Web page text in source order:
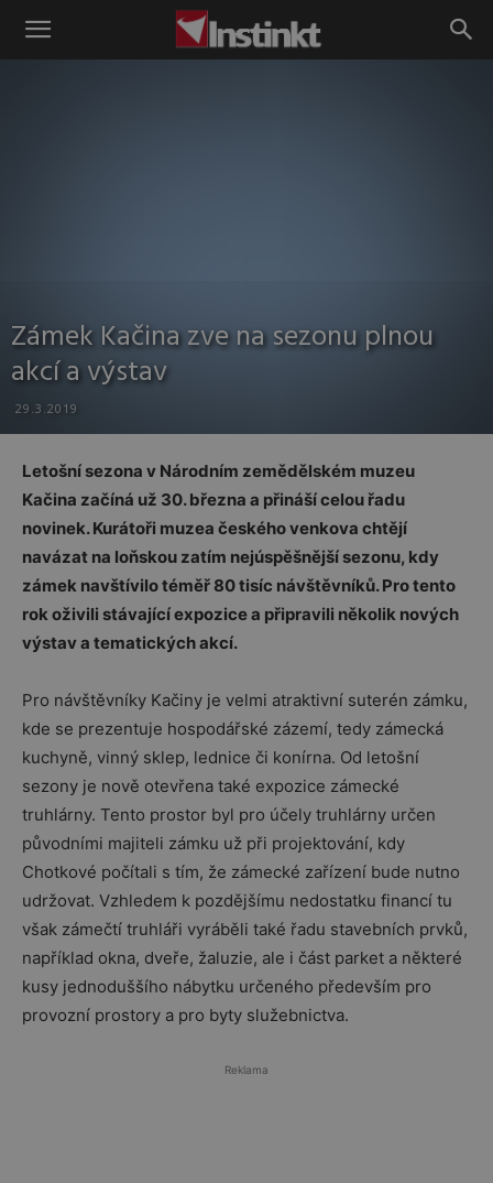
Instinkt
Zámek Kačina zve na sezonu plnou
akcí a výstav
29.3.2019
Letošní sezona v Národním zemědělském muzeu
Kačina začíná už 30. března a přináší celou řadu
novinek. Kurátoři muzea českého venkova chtějí
navázat na loňskou zatím nejúspěšnější sezonu, kdy
zámek navštívilo téměř 80 tisíc návštěvníků. Pro tento
rok oživili stávající expozice a připravili několik nových
výstav a tematických akcí.
Pro návštěvníky Kačiny je velmi atraktivní suterén zámku,
kde se prezentuje hospodářské zázemí, tedy zámecká
kuchyně, vinný sklep, lednice či konírna. Od letošní
sezony je nově otevřena také expozice zámecké
truhlárny. Tento prostor byl pro účely truhlárny určen
původními majiteli zámku už při projektování, kdy
Chotkové počítali s tím, že zámecké zařízení bude nutno
udržovat. Vzhledem k pozdějšímu nedostatku financí tu
však zámečtí truhláři vyráběli také řadu stavebních prvků,
například okna, dveře, žaluzie, ale i část parket a některé
kusy jednoduššího nábytku určeného především pro
provozní prostory a pro byty služebnictva.
Reklama